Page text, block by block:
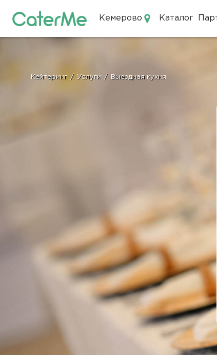
Кемерово Каталог
Строка
Кейтеринг / Услуги / Выездная кухня